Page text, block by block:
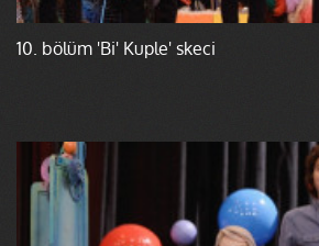
10. bölüm 'Bi' Kuple' skeci